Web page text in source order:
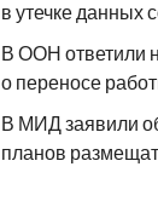
в утечке данных
В ООН ответили
о переносе
В МИД заявили
планов